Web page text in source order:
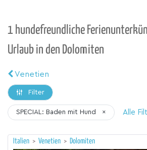
1 hundefreundliche
Urlaub in den Dolomiten
Venetien
Filter
SPECIAL: Baden mit Hund × Alle
Italien > Venetien > Dolomiten